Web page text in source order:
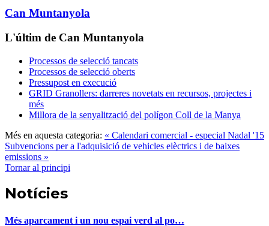
Can Muntanyola
L'últim de Can Muntanyola
Processos de selecció tancats
Processos de selecció oberts
Pressupost en execució
GRID Granollers: darreres novetats en recursos, projectes i
més
Millora de la senyalització del polígon Coll de la Manya
Més en aquesta categoria: « Calendari comercial - especial Nadal '15
Subvencions per a l'adquisició de vehicles elèctrics i de baixes
emissions »
Tornar al principi
Notícies
Més aparcament i un nou espai verd al po…